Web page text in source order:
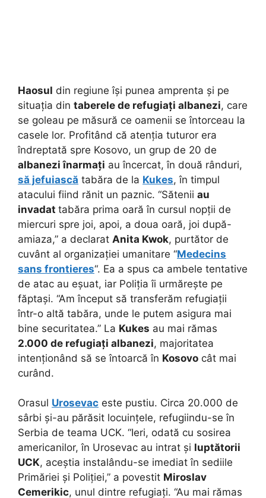
Haosul din regiune își punea amprenta și pe
situația din taberele de refugiați albanezi, care
se goleau pe măsură ce oamenii se întorceau la
casele lor. Profitând că atenția tuturor era
îndreptată spre Kosovo, un grup de 20 de
albanezi înarmați au încercat, în două rânduri,
să jefuiască tabăra de la Kukes, în timpul
atacului fiind rănit un paznic. “Sătenii au
invadat tabăra prima oară în cursul nopții de
miercuri spre joi, apoi, a doua oară, joi după-
amiaza,” a declarat Anita Kwok, purtător de
cuvânt al organizației umanitare “Medecins
sans frontieres“. Ea a spus ca ambele tentative
de atac au eșuat, iar Poliția îi urmărește pe
făptași. “Am început să transferăm refugiații
într-o altă tabăra, unde le putem asigura mai
bine securitatea.” La Kukes au mai rămas
2.000 de refugiați albanezi, majoritatea
intenționând să se întoarcă în Kosovo cât mai
curând.
Orasul Urosevac este pustiu. Circa 20.000 de
sârbi și-au părăsit locuințele, refugiindu-se în
Serbia de teama UCK. “Ieri, odată cu sosirea
americanilor, în Urosevac au intrat și luptătorii
UCK, aceștia instalându-se imediat în sediile
Primăriei și Poliției,” a povestit Miroslav
Cemerikic, unul dintre refugiați. “Au mai rămas